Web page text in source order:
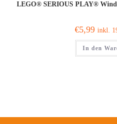
LEGO® SERIOUS PLAY®
€5,99 inkl.
In den